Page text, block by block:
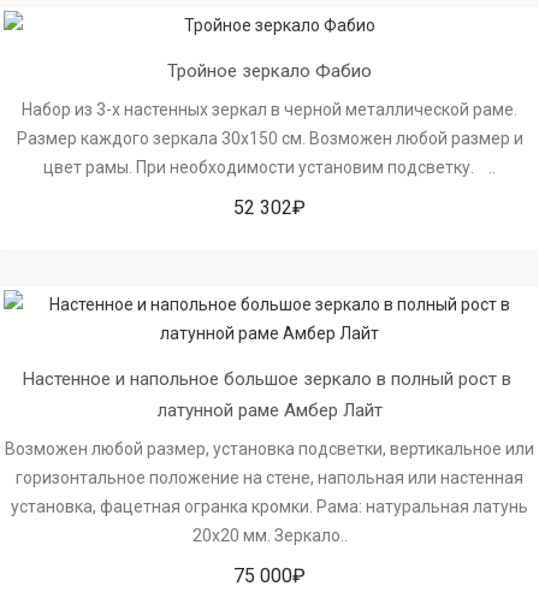
Тройное зеркало Фабио
Набор из 3-х настенных зеркал в черной металлической раме.
Размер каждого зеркала 30х150 см. Возможен любой размер и
цвет рамы. При необходимости установим подсветку. ..
52 302₽
Настенное и напольное большое зеркало в полный рост в
латунной раме Амбер Лайт
Возможен любой размер, установка подсветки, вертикальное или
горизонтальное положение на стене, напольная или настенная
установка, фацетная огранка кромки. Рама: натуральная латунь
20х20 мм. Зеркало..
75 000₽